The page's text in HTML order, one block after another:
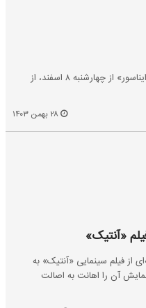
در آستانه اکران عمومی کمدی نوروزی «دایناسور» از چهارشنبه ۸ اسفند، از
«آنتیک»
از فیلم سینمایی «آنتیک» به
آن را اهانت به اصالت